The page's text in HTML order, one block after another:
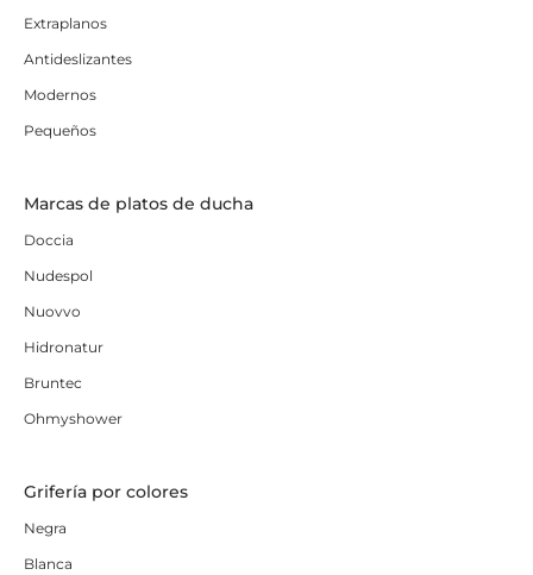
Extraplanos
Antideslizantes
Modernos
Pequeños
Marcas de platos de ducha
Doccia
Nudespol
Nuovvo
Hidronatur
Bruntec
Ohmyshower
Grifería por colores
Negra
Blanca